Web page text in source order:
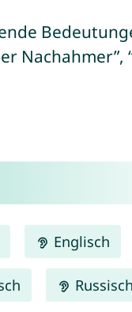
Englisch
Russisch